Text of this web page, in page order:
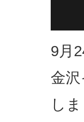
9月
金
しま